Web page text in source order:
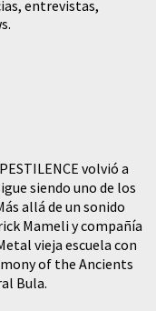
entrevistas,
volvió a
siendo uno de los
allá de un sonido
Mameli y compañía
vieja escuela con
of the Ancients
Bula.